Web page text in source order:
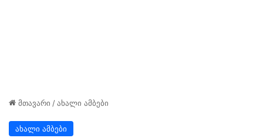
მთავარი /ახალი ამბები
ახალი ამბები